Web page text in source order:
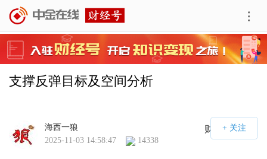
支撑反弹目标及空间分析
财经号APP
海西一狼
2025-11-03 14:58:47
14338